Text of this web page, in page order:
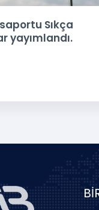
Sıkça
yayımlandı.